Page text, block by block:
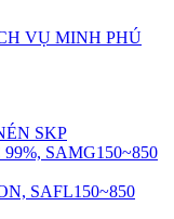
SKP
SAMG150~850
SAFL150~850